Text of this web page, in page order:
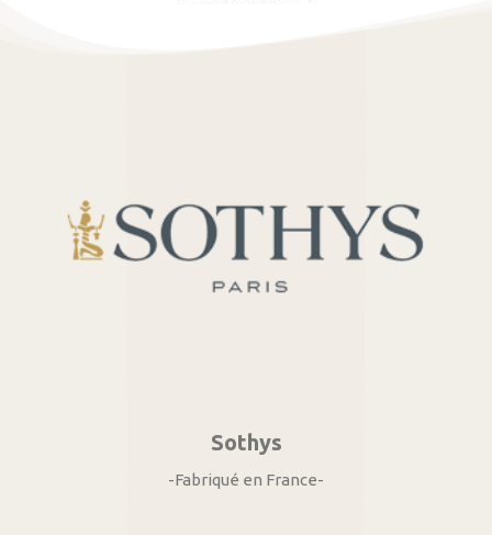
Sothys
-Fabriqué en France-